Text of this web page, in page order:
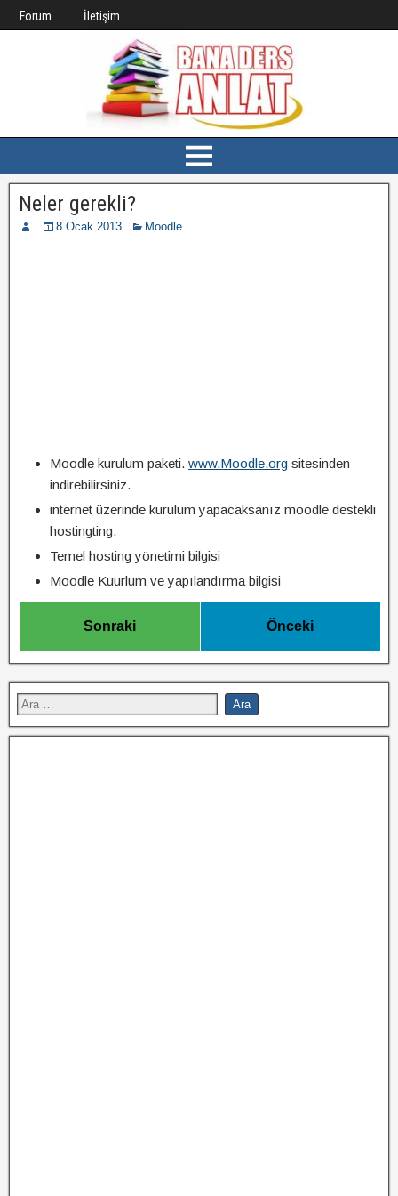
Forum İletişim
Neler gerekli?
8 Ocak 2013 Moodle
Moodle kurulum paketi. www.Moodle.org sitesinden
indirebilirsiniz.
internet üzerinde kurulum yapacaksanız moodle destekli
hostingting.
Temel hosting yönetimi bilgisi
Moodle Kuurlum ve yapılandırma bilgisi
Sonraki Önceki